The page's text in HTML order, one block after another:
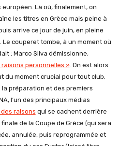
Là où, finalement, on
les titres en Grèce mais peine à
arrive ce jour de juin, en pleine
couperet tombe, à un moment où
: Marco Silva démissionne,
raisons personnelles ». On est alors
du moment crucial pour tout club.
la préparation et des premiers
l’un des principaux médias
raisons qui se cachent derrière
de la Coupe de Grèce (qui sera
annulée, puis reprogrammée et